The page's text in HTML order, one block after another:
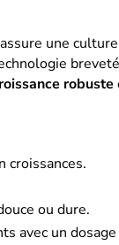
une
robuste
croissances.
ou dure.
avec un